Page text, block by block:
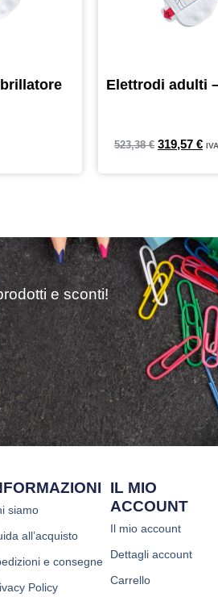
Elettrodi adulti
523,38€ 319,57 €
e sconti!
siamo
all’acquisto
e consegne
Policy
IL MIO
ACCOUNT
Il mio account
Dettagli account
Carrello